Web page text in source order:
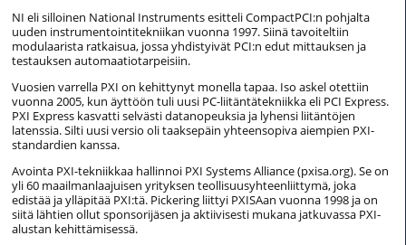
NI eli silloinen National Instruments esitteli CompactPCI:n pohjalta
uuden instrumentointitekniikan vuonna 1997. Siinä tavoiteltiin
modulaarista ratkaisua, jossa yhdistyivät PCI:n edut mittauksen ja
testauksen automaatiotarpeisiin.
Vuosien varrella PXI on kehittynyt monella tapaa. Iso askel otettiin
vuonna 2005, kun äyttöön tuli uusi PC-liitäntätekniikka eli PCI Express.
PXI Express kasvatti selvästi datanopeuksia ja lyhensi liitäntöjen
latenssia. Silti uusi versio oli taaksepäin yhteensopiva aiempien PXI-
standardien kanssa.
Avointa PXI-tekniikkaa hallinnoi PXI Systems Alliance (pxisa.org). Se on
yli 60 maailmanlaajuisen yrityksen teollisuusyhteenliittymä, joka
edistää ja ylläpitää PXI:tä. Pickering liittyi PXISAan vuonna 1998 ja on
siitä lähtien ollut sponsorijäsen ja aktiivisesti mukana jatkuvassa PXI-
alustan kehittämisessä.